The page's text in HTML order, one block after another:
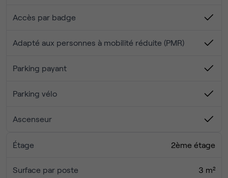
Accès par badge
Adapté aux personnes à mobilité réduite (PMR)
Parking payant
Parking vélo
Ascenseur
Étage 2ème étage
Surface par poste 3 m²